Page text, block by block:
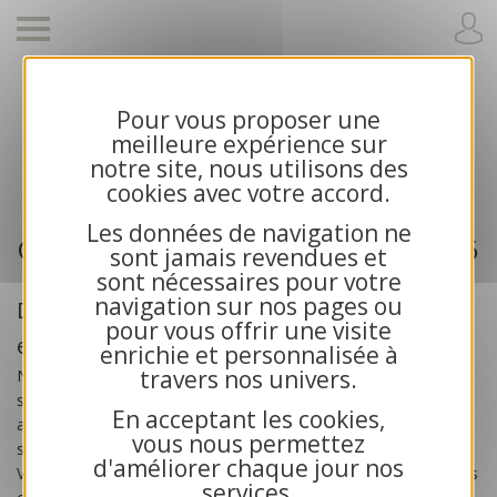
Pour vous proposer une
meilleure expérience sur
notre site, nous utilisons des
cookies avec votre accord.
Les données de navigation ne
sont jamais revendues et
sont nécessaires pour votre
navigation sur nos pages ou
pour vous offrir une visite
enrichie et personnalisée à
travers nos univers.
En acceptant les cookies,
vous nous permettez
d'améliorer chaque jour nos
Cartes de voeux 2026 et calendriers pour
entreprises
Cartes de voeux professionnelle 2026
Des cartes de voeux créées pour les
entreprises
Nos cartes de voeux professionnelles 2026
spécialement créées pour les
associations et les collectivités publiques. Toutes nos cartes
sont exclusives et bénéficient d’une impression haute qualité.
Vous recherchez des cartes de voeux solidaires ? Choisissez nos